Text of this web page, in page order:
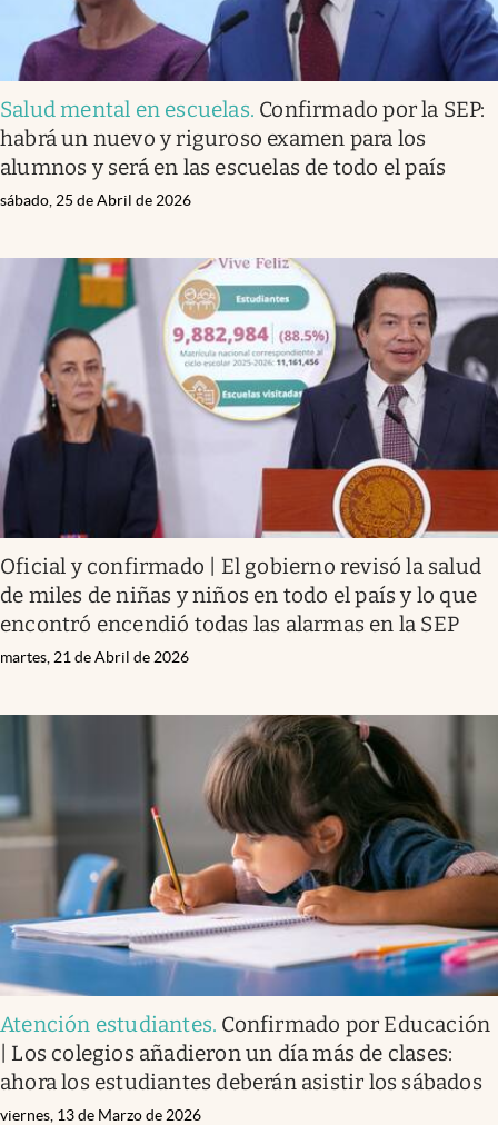
Salud mental en escuelas. Confirmado por la SEP:
habrá un nuevo y riguroso examen para los
alumnos y será en las escuelas de todo el país
sábado, 25 de Abril de 2026
Oficial y confirmado | El gobierno revisó la salud
de miles de niñas y niños en todo el país y lo que
encontró encendió todas las alarmas en la SEP
martes, 21 de Abril de 2026
Atención estudiantes. Confirmado por Educación
| Los colegios añadieron un día más de clases:
ahora los estudiantes deberán asistir los sábados
viernes, 13 de Marzo de 2026